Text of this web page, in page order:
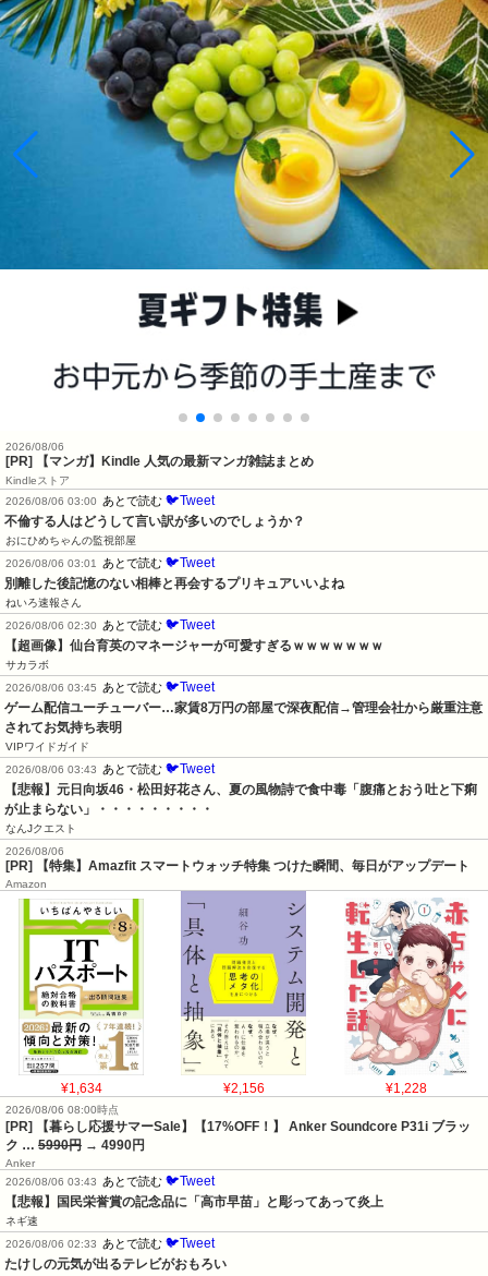
2026/08/06
[PR] 【マンガ】Kindle 人気の最新マンガ雑誌まとめ
Kindleストア
2026/08/06 03:00
あとで読む 🐦Tweet
不倫する人はどうして言い訳が多いのでしょうか？
おにひめちゃんの監視部屋
2026/08/06 03:01
あとで読む 🐦Tweet
別離した後記憶のない相棒と再会するプリキュアいいよね
ねいろ速報さん
2026/08/06 02:30
あとで読む 🐦Tweet
【超画像】仙台育英のマネージャーが可愛すぎるｗｗｗｗｗｗｗ
サカラボ
2026/08/06 03:45
あとで読む 🐦Tweet
ゲーム配信ユーチューバー…家賃8万円の部屋で深夜配信→管理会社から厳重注意
されてお気持ち表明
VIPワイドガイド
2026/08/06 03:43
あとで読む 🐦Tweet
【悲報】元日向坂46・松田好花さん、夏の風物詩で食中毒「腹痛とおう吐と下痢
が止まらない」・・・・・・・・・
なんJクエスト
2026/08/06
[PR] 【特集】Amazfit スマートウォッチ特集 つけた瞬間、毎日がアップデート
Amazon
¥1,634 ¥2,156 ¥1,228
2026/08/06 08:00時点
[PR] 【暮らし応援サマーSale】【17%OFF！】 Anker Soundcore P31i ブラッ
ク … 5990円 → 4990円
Anker
2026/08/06 03:43 あとで読む 🐦Tweet
【悲報】国民栄誉賞の記念品に「高市早苗」と彫ってあって炎上
ネギ速
2026/08/06 02:33 あとで読む 🐦Tweet
たけしの元気が出るテレビがおもろい